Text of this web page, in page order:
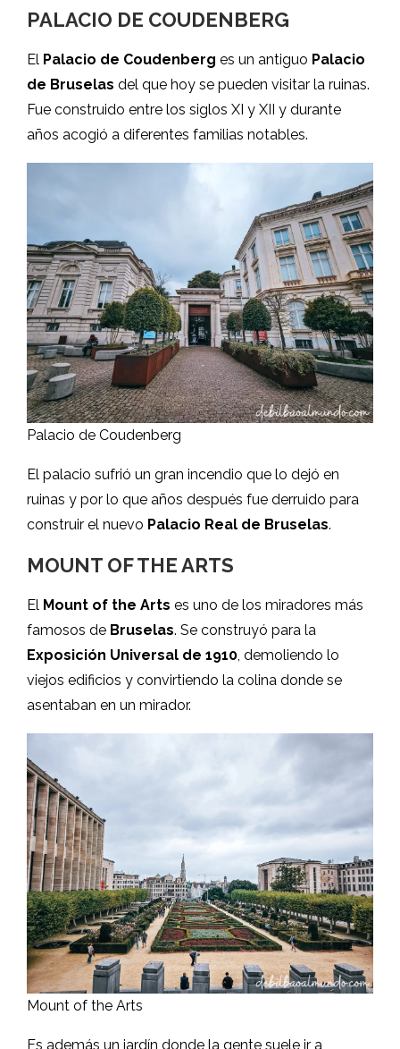
PALACIO DE COUDENBERG
El Palacio de Coudenberg es un antiguo Palacio
de Bruselas del que hoy se pueden visitar la ruinas.
Fue construido entre los siglos XI y XII y durante
años acogió a diferentes familias notables.
Palacio de Coudenberg
El palacio sufrió un gran incendio que lo dejó en
ruinas y por lo que años después fue derruido para
construir el nuevo Palacio Real de Bruselas.
MOUNT OF THE ARTS
El Mount of the Arts es uno de los miradores más
famosos de Bruselas. Se construyó para la
Exposición Universal de 1910, demoliendo lo
viejos edificios y convirtiendo la colina donde se
asentaban en un mirador.
Mount of the Arts
Es además un jardín donde la gente suele ir a